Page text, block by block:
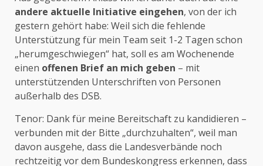
andere aktuelle Initiative eingehen, von der ich
gestern gehört habe: Weil sich die fehlende
Unterstützung für mein Team seit 1-2 Tagen schon
„herumgeschwiegen“ hat, soll es am Wochenende
einen offenen Brief an mich geben – mit
unterstützenden Unterschriften von Personen
außerhalb des DSB.
Tenor: Dank für meine Bereitschaft zu kandidieren –
verbunden mit der Bitte „durchzuhalten“, weil man
davon ausgehe, dass die Landesverbände noch
rechtzeitig vor dem Bundeskongress erkennen, dass